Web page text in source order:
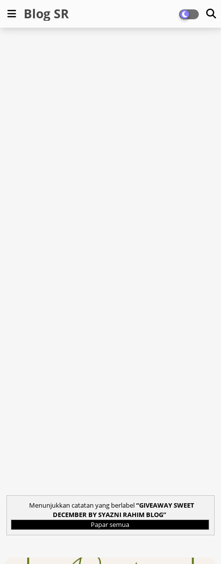
Blog SR
Menunjukkan catatan yang berlabel GIVEAWAY SWEET
DECEMBER BY SYAZNI RAHIM BLOG
Papar semua